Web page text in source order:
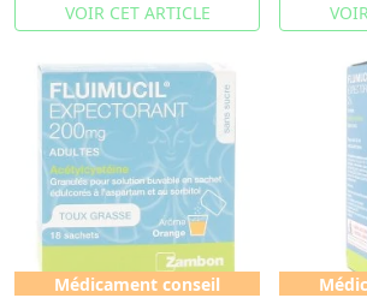
VOIR CET ARTICLE
Médicament conseil